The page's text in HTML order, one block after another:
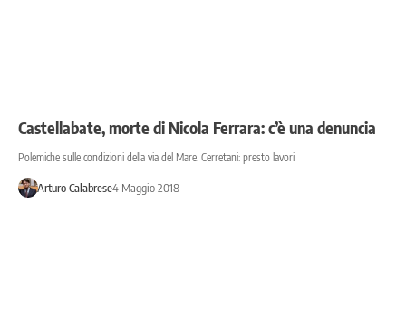
Castellabate, morte di Nicola Ferrara: c’è una denuncia
Polemiche sulle condizioni della via del Mare. Cerretani: presto lavori
Arturo Calabrese4 Maggio 2018